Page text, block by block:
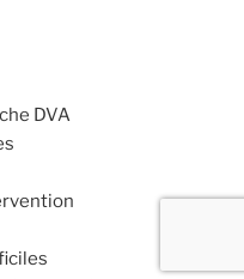
DVA